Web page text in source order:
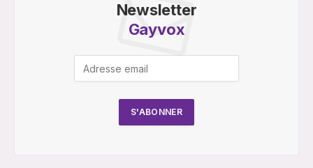
Newsletter
Gayvox